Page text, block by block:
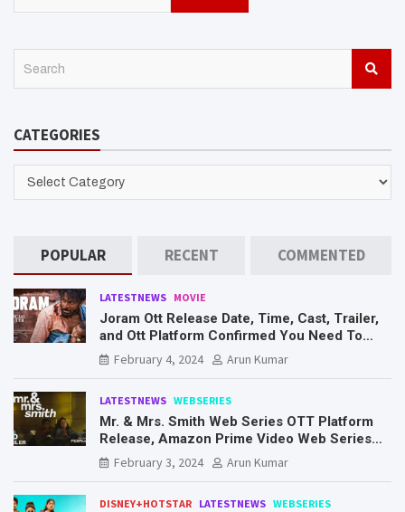
c
CATEGORIES
CATEGORIES
POPULAR RECENT COMMENTED
LATESTNEWS MOVIE
Joram Ott Release Date, Time, Cast, Trailer,
and Ott Platform Confirmed You Need To
Know Here
February 4, 2024 Arun Kumar
LATESTNEWS WEBSERIES
Mr. & Mrs. Smith Web Series OTT Platform
Release, Amazon Prime Video Web Series
Mr. & Mrs. Smith
February 3, 2024 Arun Kumar
DISNEY+HOTSTAR LATESTNEWS WEBSERIES